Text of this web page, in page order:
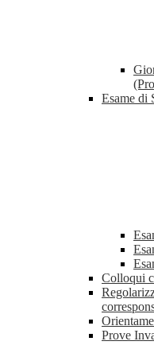
Esame di
Colloqui
Prove